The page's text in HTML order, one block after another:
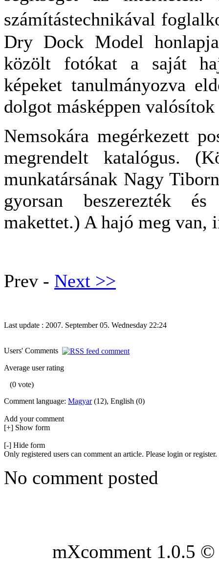
számítástechnikával
Dry Dock Model
közölt fotókat a saját
képeket tanulmányozva
dolgot másképpen valósítok
Nemsokára megérkezett
megrendelt katalógus.
munkatársának Nagy
gyorsan beszerezték
makettet.) A hajó meg van,
Prev - Next >>
Last update : 2007. September 05. Wednesday 22:24
Users' Comments
Average user rating
(0 vote)
Comment language: Magyar(12), English (0)
Add your comment
[+] Show form
[-] Hide form
Only registered users can comment an article. Please login or register.
No comment posted
mXcomment 1.0.5